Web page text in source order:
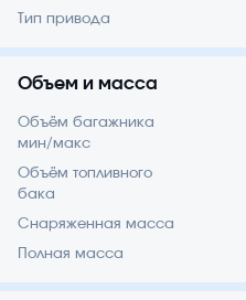
Тип привода
Объем и масса
Объём багажника
мин/макс
Объём топливного
бака
Снаряженная масса
Полная масса